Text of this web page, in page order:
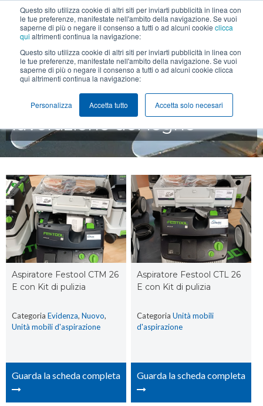
Questo sito utilizza cookie di altri siti per inviarti pubblicità in linea con
le tue preferenze, manifestate nell'ambito della navigazione. Se vuoi
saperne di più o negare il consenso a tutti o ad alcuni cookie clicca
qui altrimenti continua la navigazione:
Questo sito utilizza cookie di altri siti per inviarti pubblicità in linea con
le tue preferenze, manifestate nell'ambito della navigazione. Se vuoi
saperne di più o negare il consenso a tutti o ad alcuni cookie clicca
qui altrimenti continua la navigazione:
Personalizza Accetta tutto Accetta solo necesari
+39 0425 474211 info@lanfredini.it
Macchine per la
lavorazione del legno
Aspiratore Festool CTM 26
E con Kit di pulizia
Categoria Evidenza, Nuovo,
Unità mobili d'aspirazione
Guarda la scheda completa
Aspiratore Festool CTL 26
E con Kit di pulizia
Categoria Unità mobili
d'aspirazione
Guarda la scheda completa